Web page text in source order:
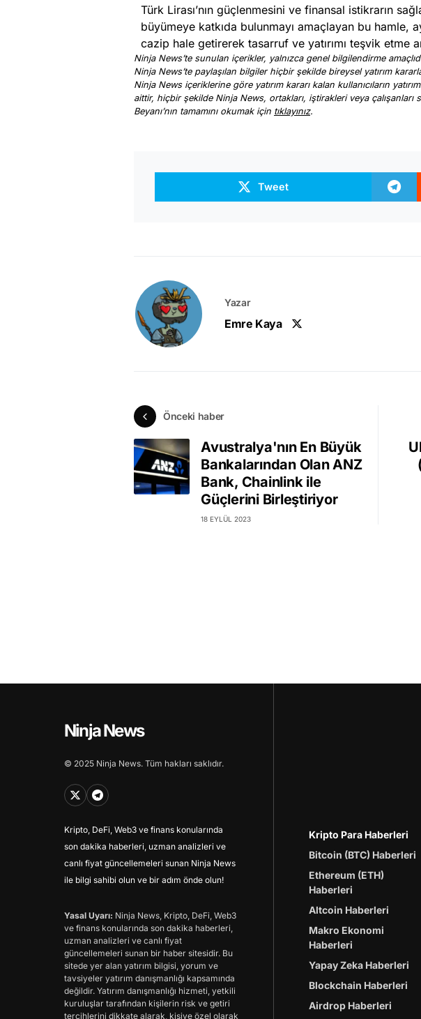
Türk Lirası’nın güçlenmesini ve finansal istikrarın
büyümeye katkıda bulunmayı amaçlayan bu hamle,
cazip hale getirerek tasarruf ve yatırımı teşvik etme
Ninja News’te sunulan içerikler, yalnızca genel bilgilendirme
Ninja News’te paylaşılan bilgiler hiçbir şekilde bireysel yatırım
Ninja News içeriklerine göre yatırım kararı kalan kullanıcıların
aittir, hiçbir şekilde Ninja News, ortakları, iştirakleri veya
Beyanı’nın tamamını okumak için tıklayınız.
Tweet
Yazar
Emre Kaya
Önceki haber
Avustralya'nın En Büyük
Bankalarından Olan ANZ
Bank, Chainlink ile
Güçlerini Birleştiriyor
18 EYLÜL 2023
Ninja News
© 2025 Ninja News. Tüm hakları saklıdır.
Kripto, DeFi, Web3 ve finans konularında
son dakika haberleri, uzman analizleri ve
canlı fiyat güncellemeleri sunan Ninja News
ile bilgi sahibi olun ve bir adım önde olun!
Yasal Uyarı: Ninja News, Kripto, DeFi, Web3
ve finans konularında son dakika haberleri,
uzman analizleri ve canlı fiyat
güncellemeleri sunan bir haber sitesidir. Bu
sitede yer alan yatırım bilgisi, yorum ve
tavsiyeler yatırım danışmanlığı kapsamında
değildir. Yatırım danışmanlığı hizmeti, yetkili
kuruluşlar tarafından kişilerin risk ve getiri
tercihlerini dikkate alarak, kişiye özel olarak
Kripto Para Haberleri
Bitcoin (BTC) Haberleri
Ethereum (ETH)
Haberleri
Altcoin Haberleri
Makro Ekonomi
Haberleri
Yapay Zeka Haberleri
Blockchain Haberleri
Airdrop Haberleri